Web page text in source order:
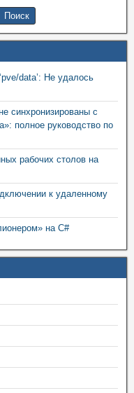
data’: Не удалось
синхронизированы с
полное руководство по
рабочих столов на
к удаленному
на C#